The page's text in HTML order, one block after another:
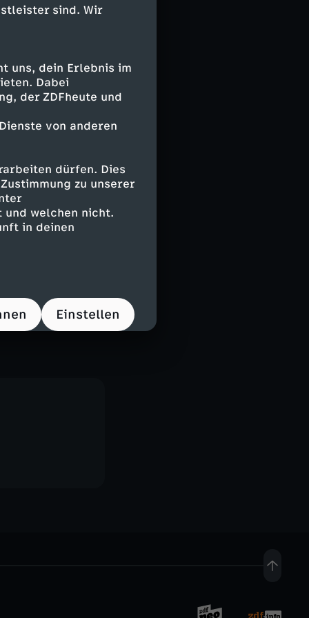
sind. Wir
uns, dein Erlebnis im
Dabei
der ZDFheute und
von anderen
dürfen. Dies
zu unserer
und welchen nicht.
in deinen
Einstellen